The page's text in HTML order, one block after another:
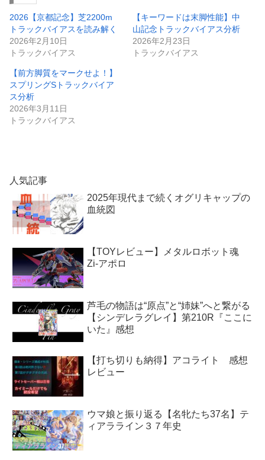
2026【京都記念】芝2200m
トラックバイアスを読み解く
2026年2月10日
トラックバイアス
【キーワードは末脚性能】中
山記念トラックバイアス分析
2026年2月23日
トラックバイアス
【前方脚質をマークせよ！】
スプリングSトラックバイア
ス分析
2026年3月11日
トラックバイアス
人気記事
2025年現代まで続くオグリキャップの
血統図
【TOYレビュー】メタルロボット魂
Zi-アポロ
芦毛の物語は“原点”と“姉妹”へと繋がる
【シンデレラグレイ】第210R『ここに
いた』感想
【打ち切りも納得】アコライト 感想
レビュー
ウマ娘と振り返る【名牝たち37名】テ
ィアラライン３７年史